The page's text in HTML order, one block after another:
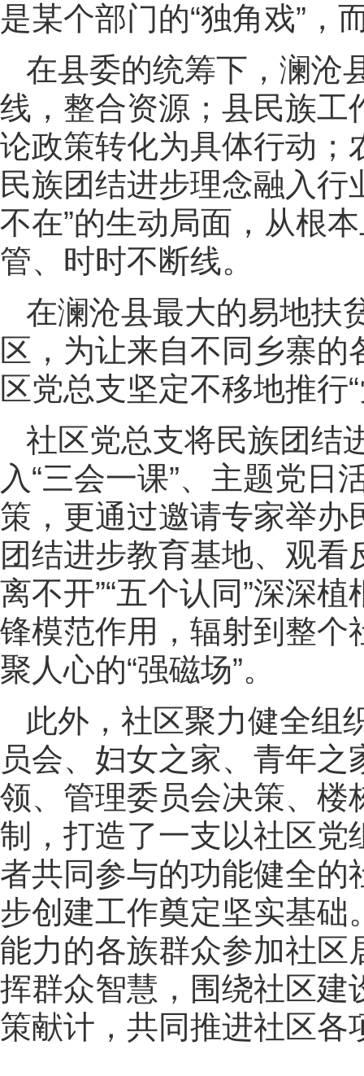
是某个部门的“独角戏”，
在县委的统筹下，澜沧
线，整合资源；县民族工
论政策转化为具体行动；
民族团结进步理念融入行
不在”的生动局面，从根
管、时时不断线。
在澜沧县最大的易地
区，为让来自不同乡寨的
区党总支坚定不移地推行
社区党总支将民族团结
入“三会一课”、主题党
策，更通过邀请专家举办
团结进步教育基地、观看
离不开”“五个认同”深深
锋模范作用，辐射到整个
聚人心的“强磁场”。
此外，社区聚力健全组
员会、妇女之家、青年
领、管理委员会决策、楼
制，打造了一支以社区党
者共同参与的功能健全的
步创建工作奠定坚实基础
能力的各族群众参加社区
挥群众智慧，围绕社区建
策献计，共同推进社区各